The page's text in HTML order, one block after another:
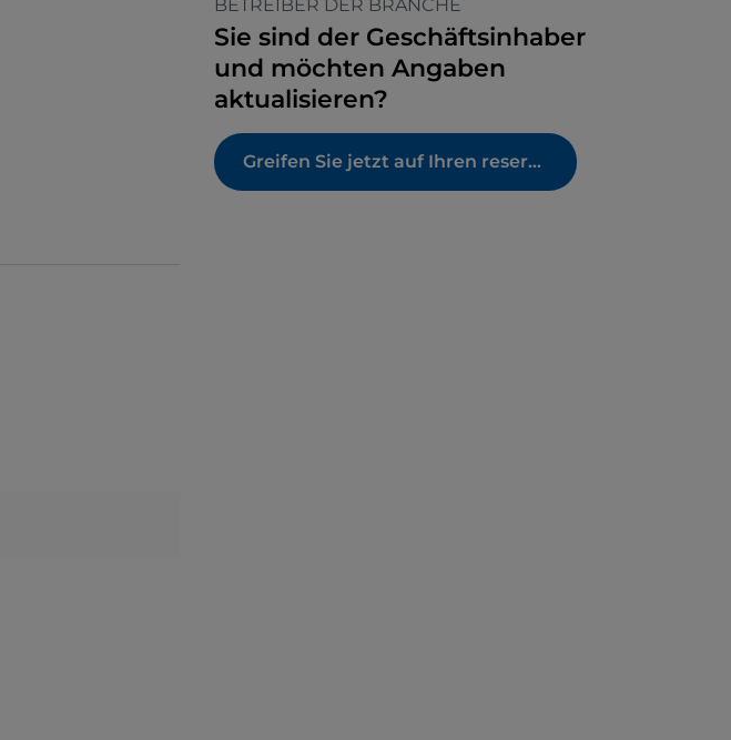
BETREIBER DER BRANCHE
Sie sind der Geschäftsinhaber
und möchten Angaben
aktualisieren?
Greifen Sie jetzt auf Ihren reservierten Bereich zu